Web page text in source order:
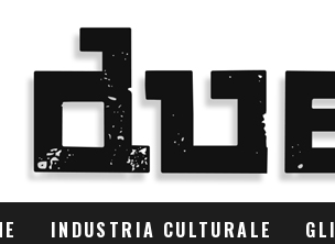
INDUSTRIA CULTURALE